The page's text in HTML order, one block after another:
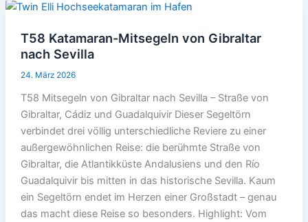
T58 Katamaran-Mitsegeln von Gibraltar
nach Sevilla
24. März 2026
T58 Mitsegeln von Gibraltar nach Sevilla – Straße von
Gibraltar, Cádiz und Guadalquivir Dieser Segeltörn
verbindet drei völlig unterschiedliche Reviere zu einer
außergewöhnlichen Reise: die berühmte Straße von
Gibraltar, die Atlantikküste Andalusiens und den Río
Guadalquivir bis mitten in das historische Sevilla. Kaum
ein Segeltörn endet im Herzen einer Großstadt – genau
das macht diese Reise so besonders. Highlight: Vom